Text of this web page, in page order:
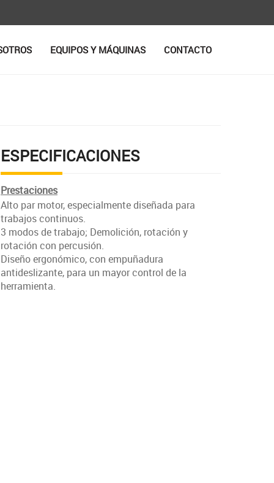
EQUIPOS Y MÁQUINAS CONTACTO
ESPECIFICACIONES
Prestaciones
Alto par motor, especialmente diseñada para
trabajos continuos.
3 modos de trabajo; Demolición, rotación y
rotación con percusión.
Diseño ergonómico, con empuñadura
antideslizante, para un mayor control de la
herramienta.